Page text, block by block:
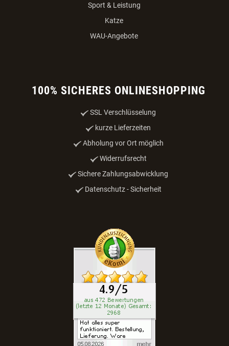
Sport & Leistung
Katze
WAU-Angebote
100% SICHERES ONLINESHOPPING
SSL Verschlüsselung
kurze Lieferzeiten
Abholung vor Ort möglich
Widerrufsrecht
Sichere Zahlungsabwicklung
Datenschutz - Sicherheit